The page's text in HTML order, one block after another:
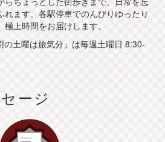
ます。各駅停車でのんびりゆったり
上時間をお届けします。
の土曜は旅気分」は毎週土曜日 8:30-
ージ